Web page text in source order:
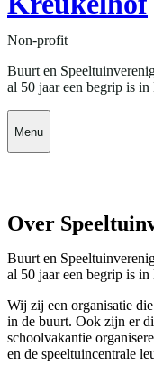
Non-profit
Buurt en
al 50 jaar een begrip is
Menu
Over
Buurt en
al 50 jaar een begrip is
Wij zij een organisatie
in de buurt. Ook zijn er
schoolvakantie
en de speeltuincentrale